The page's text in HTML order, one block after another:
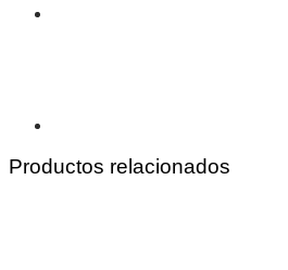
Productos relacionados